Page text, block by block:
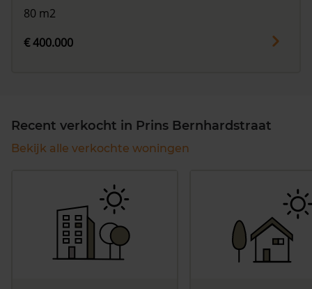
80 m2
€ 400.000
Recent verkocht in Prins Bernhardstraat
Bekijk alle verkochte woningen